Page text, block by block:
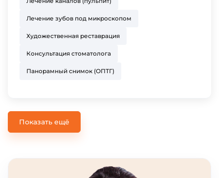
Лечение зубов под микроскопом
Художественная реставрация
Консультация стоматолога
Панорамный снимок (ОПТГ)
Показать ещё